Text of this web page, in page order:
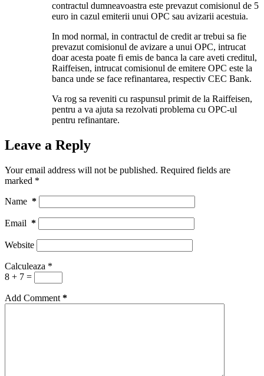
contractul dumneavoastra este prevazut comisionul de 5
euro in cazul emiterii unui OPC sau avizarii acestuia.
In mod normal, in contractul de credit ar trebui sa fie
prevazut comisionul de avizare a unui OPC, intrucat
doar acesta poate fi emis de banca la care aveti creditul,
Raiffeisen, intrucat comisionul de emitere OPC este la
banca unde se face refinantarea, respectiv CEC Bank.
Va rog sa reveniti cu raspunsul primit de la Raiffeisen,
pentru a va ajuta sa rezolvati problema cu OPC-ul
pentru refinantare.
Leave a Reply
Your email address will not be published. Required fields are
marked *
Name *
Email *
Website
Calculeaza *
8 + 7 =
Add Comment *